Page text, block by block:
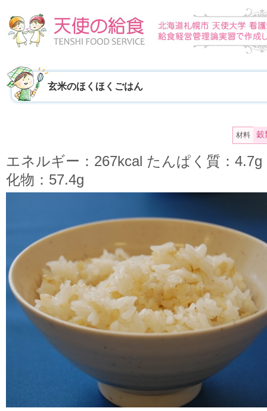
玄米のほくほくごはん
材料 穀
エネルギー：267kcal たんぱく質：
化物：57.4g